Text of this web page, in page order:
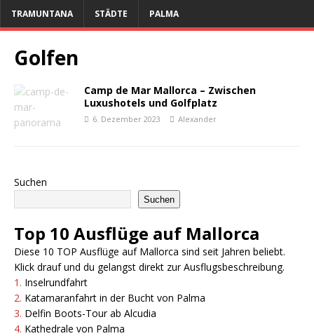
TRAMUNTANA STÄDTE PALMA
Golfen
Camp de Mar Mallorca – Zwischen
Luxushotels und Golfplatz
6. Dezember 2023 Alexander
Suchen
Suchen
Top 10 Ausflüge auf Mallorca
Diese 10 TOP Ausflüge auf Mallorca sind seit Jahren beliebt.
Klick drauf und du gelangst direkt zur Ausflugsbeschreibung.
1. Inselrundfahrt
2. Katamaranfahrt in der Bucht von Palma
3. Delfin Boots-Tour ab Alcudia
4. Kathedrale von Palma